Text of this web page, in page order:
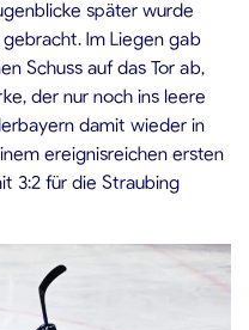
später wurde
Im Liegen gab
Schuss auf das Tor ab,
der nur noch ins leere
damit wieder in
ereignisreichen ersten
3:2 für die Straubing